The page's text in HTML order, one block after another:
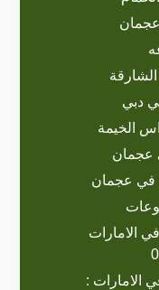
دبي
الخيمة
عجمان
في عجمان
الامارات
الامارات :